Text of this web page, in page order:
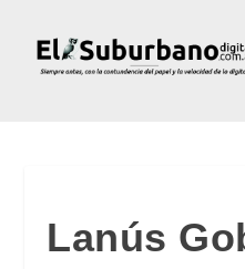
Lanús